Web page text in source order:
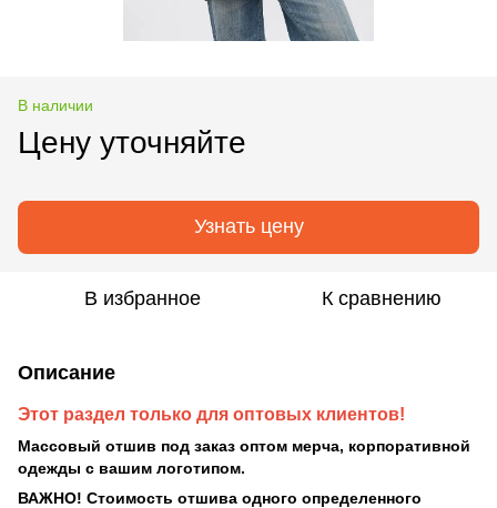
В наличии
Цену уточняйте
Узнать цену
В избранное К сравнению
Описание
Этот раздел только для оптовых клиентов!
Массовый отшив под заказ оптом мерча, корпоративной
одежды с вашим логотипом.
ВАЖНО! Стоимость отшива одного определенного